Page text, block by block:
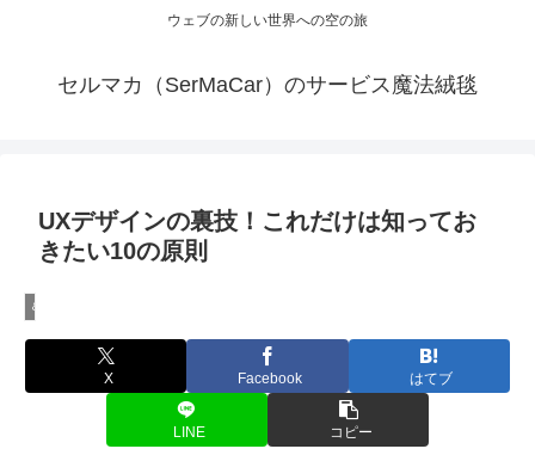
ウェブの新しい世界への空の旅
セルマカ（SerMaCar）のサービス魔法絨毯
UXデザインの裏技！これだけは知ってお
きたい10の原則
＆BuzzのUX改善講座
X Facebook はてブ
LINE コピー